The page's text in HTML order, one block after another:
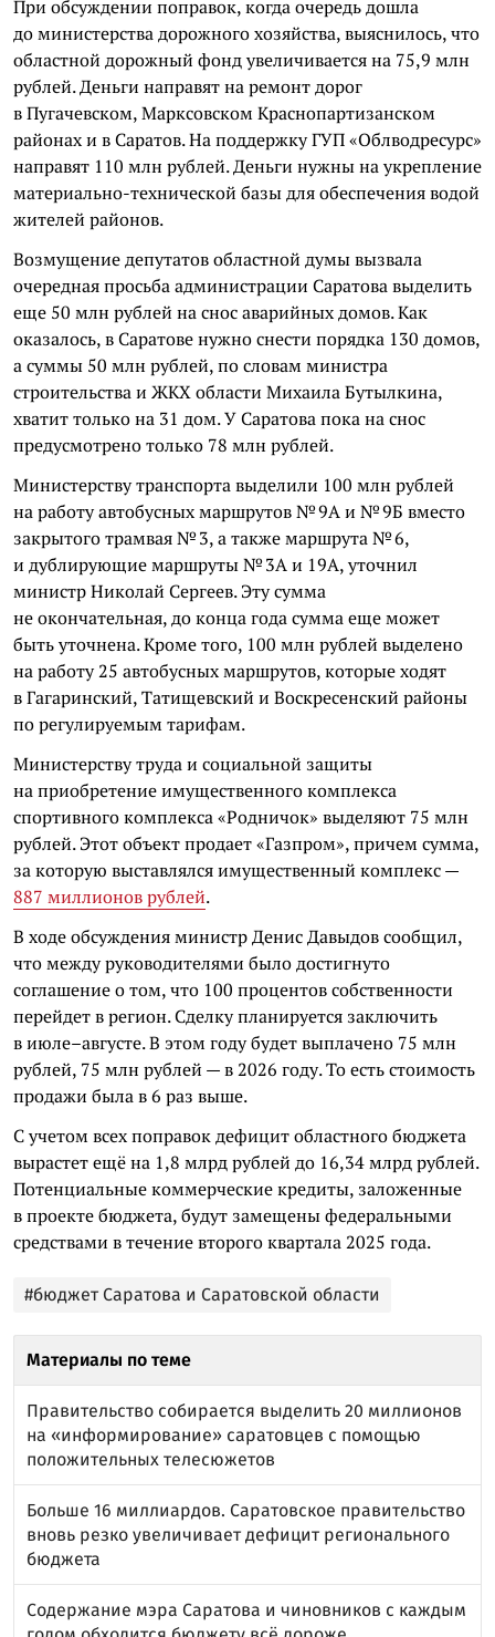
При обсуждении поправок, когда очередь дошла
до министерства дорожного хозяйства, выяснилось, что
областной дорожный фонд увеличивается на 75,9 млн
рублей. Деньги направят на ремонт дорог
в Пугачевском, Марксовском Краснопартизанском
районах и в Саратов. На поддержку ГУП «Облводресурс»
направят 110 млн рублей. Деньги нужны на укрепление
материально-технической базы для обеспечения водой
жителей районов.
Возмущение депутатов областной думы вызвала
очередная просьба администрации Саратова выделить
еще 50 млн рублей на снос аварийных домов. Как
оказалось, в Саратове нужно снести порядка 130 домов,
а суммы 50 млн рублей, по словам министра
строительства и ЖКХ области Михаила Бутылкина,
хватит только на 31 дом. У Саратова пока на снос
предусмотрено только 78 млн рублей.
Министерству транспорта выделили 100 млн рублей
на работу автобусных маршрутов № 9А и № 9Б вместо
закрытого трамвая № 3, а также маршрута № 6,
и дублирующие маршруты № 3А и 19А, уточнил
министр Николай Сергеев. Эту сумма
не окончательная, до конца года сумма еще может
быть уточнена. Кроме того, 100 млн рублей выделено
на работу 25 автобусных маршрутов, которые ходят
в Гагаринский, Татищевский и Воскресенский районы
по регулируемым тарифам.
Министерству труда и социальной защиты
на приобретение имущественного комплекса
спортивного комплекса «Родничок» выделяют 75 млн
рублей. Этот объект продает «Газпром», причем сумма,
за которую выставлялся имущественный комплекс —
887 миллионов рублей.
В ходе обсуждения министр Денис Давыдов сообщил,
что между руководителями было достигнуто
соглашение о том, что 100 процентов собственности
перейдет в регион. Сделку планируется заключить
в июле–августе. В этом году будет выплачено 75 млн
рублей, 75 млн рублей — в 2026 году. То есть стоимость
продажи была в 6 раз выше.
С учетом всех поправок дефицит областного бюджета
вырастет ещё на 1,8 млрд рублей до 16,34 млрд рублей.
Потенциальные коммерческие кредиты, заложенные
в проекте бюджета, будут замещены федеральными
средствами в течение второго квартала 2025 года.
#бюджет Саратова и Саратовской области
Материалы по теме
Правительство собирается выделить 20 миллионов
на «информирование» саратовцев с помощью
положительных телесюжетов
Больше 16 миллиардов. Саратовское правительство
вновь резко увеличивает дефицит регионального
бюджета
Содержание мэра Саратова и чиновников с каждым